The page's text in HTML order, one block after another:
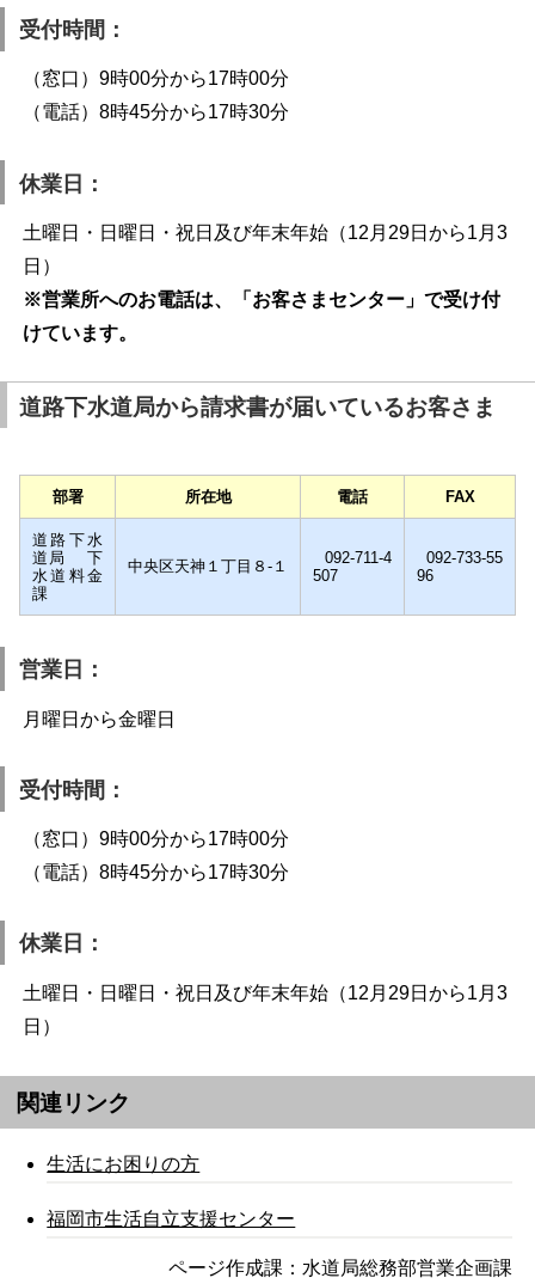
受付時間：
（窓口）9時00分から17時00分
（電話）8時45分から17時30分
休業日：
土曜日・日曜日・祝日及び年末年始（12月29日から1月3
日）
※営業所へのお電話は、「お客さまセンター」で受け付
けています。
道路下水道局から請求書が届いているお客さま
部署 所在地 電話 FAX
道路下水
道局 下
水道料金
課
中央区天神１丁目８-１
092-711-4
507
092-733-55
96
営業日：
月曜日から金曜日
受付時間：
（窓口）9時00分から17時00分
（電話）8時45分から17時30分
休業日：
土曜日・日曜日・祝日及び年末年始（12月29日から1月3
日）
関連リンク
生活にお困りの方
福岡市生活自立支援センター
ページ作成課：水道局総務部営業企画課